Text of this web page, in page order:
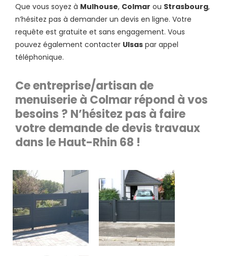
Que vous soyez à Mulhouse, Colmar ou Strasbourg,
n’hésitez pas à demander un devis en ligne. Votre
requête est gratuite et sans engagement. Vous
pouvez également contacter Ulsas par appel
téléphonique.
Ce entreprise/artisan de
menuiserie à Colmar répond à vos
besoins ? N’hésitez pas à faire
votre demande de devis travaux
dans le Haut-Rhin 68 !